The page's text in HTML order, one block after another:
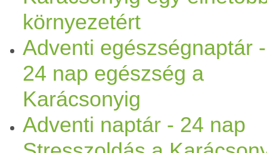
tenned, csak írni egy e-
címre és a tárgy mezőbe
Szeretettel: Kati és
környezetért
Adventi egészségnaptár -
24 nap egészség a
Karácsonyig
Adventi naptár - 24 nap